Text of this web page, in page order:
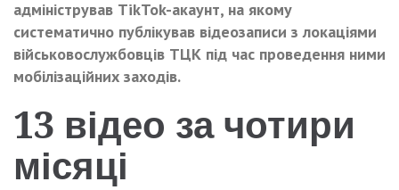
адміністрував TikTok-акаунт, на якому
систематично публікував відеозаписи з локаціями
військовослужбовців ТЦК під час проведення ними
мобілізаційних заходів.
13 відео за чотири
місяці